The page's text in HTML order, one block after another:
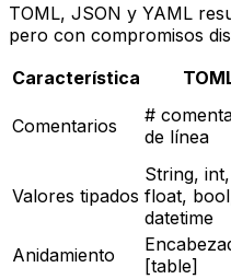
TOML, JSON y YAML
pero con compromisos
Característica
Comentarios
#
de línea
Valores tipados
String, int,
float,
datetime
Anidamiento
[table]